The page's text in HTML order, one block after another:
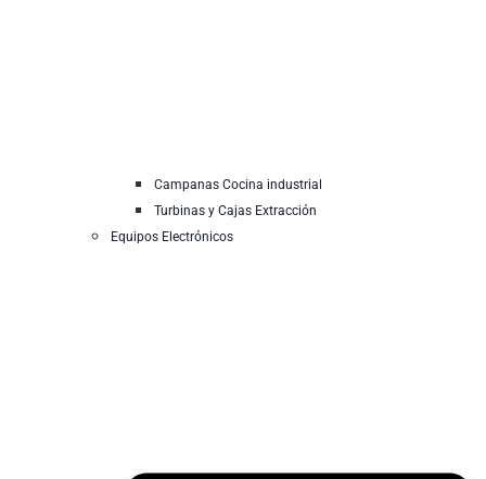
Campanas Cocina industrial
Turbinas y Cajas Extracción
Equipos Electrónicos